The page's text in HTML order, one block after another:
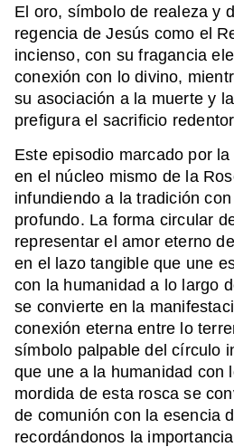
El oro, símbolo de realeza y
regencia de Jesús como el
incienso, con su fragancia
conexión con lo divino,
su asociación a la muerte y
prefigura el sacrificio
Este episodio marcado por
en el núcleo mismo de la
infundiendo a la tradición
profundo. La forma circular
representar el amor eterno
en el lazo tangible que une
con la humanidad a lo largo
se convierte en la
conexión eterna entre lo
símbolo palpable del círculo
que une a la humanidad con
mordida de esta rosca se
de comunión con la esencia
recordándonos la